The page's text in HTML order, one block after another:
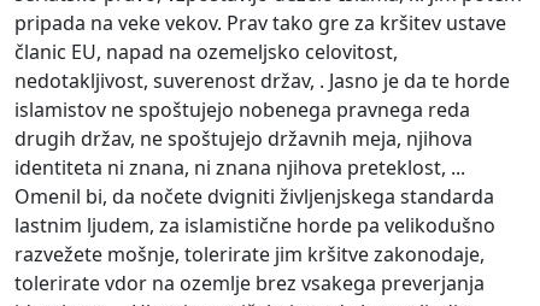
pripada na veke vekov. Prav tako gre za kršitev ustave
članic EU, napad na ozemeljsko celovitost,
nedotakljivost, suverenost držav, . Jasno je da te horde
islamistov ne spoštujejo nobenega pravnega reda
drugih držav, ne spoštujejo državnih meja, njihova
identiteta ni znana, ni znana njihova preteklost, ...
Omenil bi, da nočete dvigniti življenjskega standarda
lastnim ljudem, za islamistične horde pa velikodušno
razvežete mošnje, tolerirate jim kršitve zakonodaje,
tolerirate vdor na ozemlje brez vsakega preverjanja